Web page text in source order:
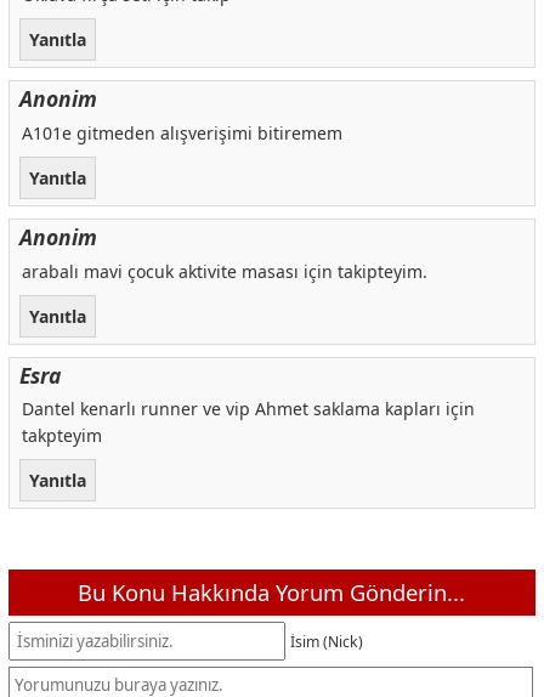
Yanıtla
Anonim
A101e gitmeden alışverişimi bitiremem
Yanıtla
Anonim
arabalı mavi çocuk aktivite masası için takipteyim.
Yanıtla
Esra
Dantel kenarlı runner ve vip Ahmet saklama kapları için
takpteyim
Yanıtla
Bu Konu Hakkında Yorum Gönderin...
İsim (Nick)